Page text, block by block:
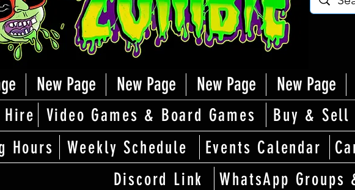
New Page New Page New Page New Page
Hire Video Games & Board Games Buy & Sell
Hours
Weekly Schedule Events Calendar
Discord Link
WhatsApp Groups